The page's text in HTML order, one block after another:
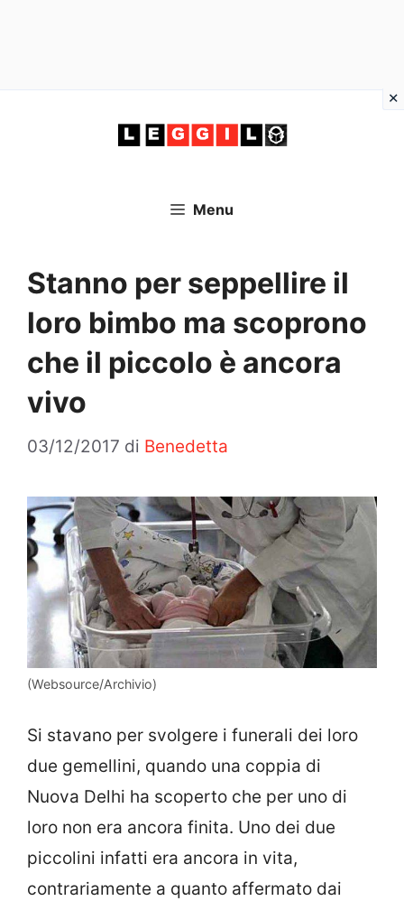
Menu
Stanno per seppellire il
loro bimbo ma scoprono
che il piccolo è ancora
vivo
03/12/2017 di Benedetta
(Websource/Archivio)
Si stavano per svolgere i funerali dei loro
due gemellini, quando una coppia di
Nuova Delhi ha scoperto che per uno di
loro non era ancora finita. Uno dei due
piccolini infatti era ancora in vita,
contrariamente a quanto affermato dai